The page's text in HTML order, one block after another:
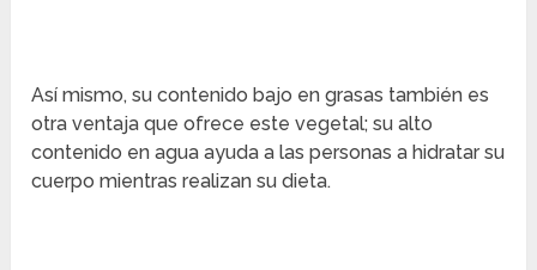
Así mismo, su contenido bajo en grasas también es
otra ventaja que ofrece este vegetal; su alto
contenido en agua ayuda a las personas a hidratar su
cuerpo mientras realizan su dieta.